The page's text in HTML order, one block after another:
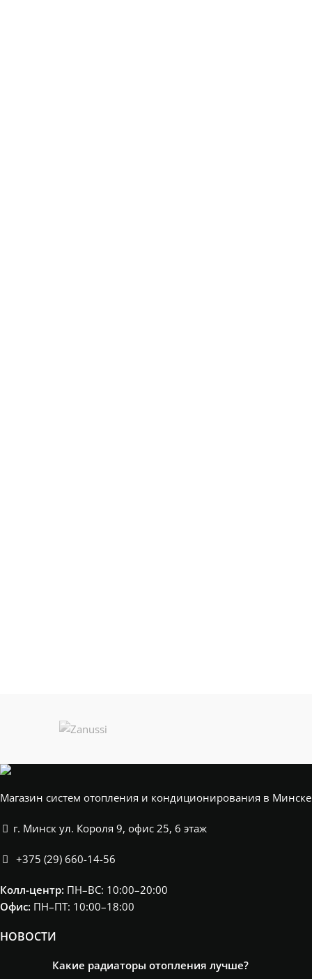
Магазин систем отопления и кондиционирования в Минске
г. Минск ул. Короля 9, офис 25, 6 этаж
+375 (29) 660-14-56
Колл-центр: ПН–ВС: 10:00–20:00​
Офис: ПН–ПТ: 10:00–18:00
НОВОСТИ
Какие радиаторы отопления лучше?